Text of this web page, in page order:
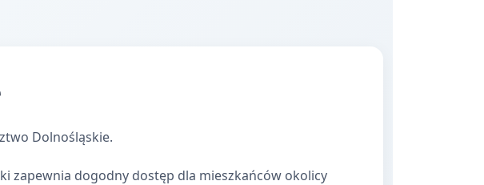
Dolnośląskie.
zapewnia dogodny dostęp dla mieszkańców okolicy